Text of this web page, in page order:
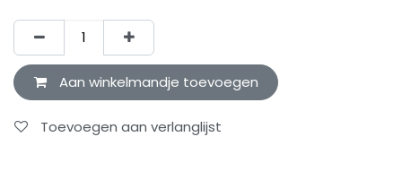
Aan winkelmandje toevoegen
Toevoegen aan verlanglijst